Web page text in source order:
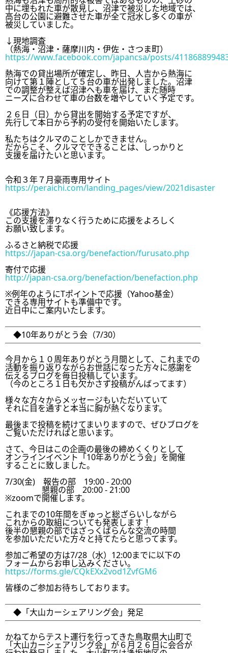
中に埋もれた車が散見し、沼津で被災した地域では、
高台の公園に避難させた車が全て冠水し多くの車が
被災していました。
↓現地調査
https://www.facebook.com/japancsa/posts/
熱海での貸出場所が確定し、昨日、人吉から熱海に
向けて第１陣として５台の車が出発しました。沼津
での調整が整えば沼津へも車を届け、また随時
ニーズに合わせて車の台数を増やしていく予定です。
２６日（日）から貸出を開始する予定ですが、
先行して本日から予約の受付を開始いたします。
私たちはクルマのことしかできません。
だからこそ、クルマでできることは、しっかりと
支援を届けたいと思います。
https://peraichi.com/landing_pages/view/2021disaster
《応援方法》
この支援を滞りなく行うために応援をよろしく
お願い致します。
https://japan-csa.org/benefaction/furusato.php
http://japan-csa.org/benefaction/benefaction.php
※例年のようにTポイントで応援（Yahoo基金）
できる専用サイトも準備中です。
近日中にご案内いたします。
────────────────────────
◆10年ありがとう会（7/30）
────────────────────────
今月から１０周年ありがとう月間として、これまでの
活動を振り返りながらお世話になった方々に感謝を
伝えるブログを毎日投稿しています。
（今のところ１日も欠かさず投稿がんばってます）
様々な方々からメッセージもいただいていて
それに目を通すと本当に胸が熱くなります。
最後まで投稿を続けてまいりますので、ぜひブログを
ご覧いただければと思います。
さて、今日はこの企画の最後の締めくくりとして
オンラインイベント「10年ありがとう会」を開催
することに致しました。
7/30(金)　報告の部　19:00 - 20:00
懇親の部　20:00 - 21:00
※zoomで開催します。
これまでの10年間をぎゅっと総ざらいしながら
これからの取組についても発表します！
後半の懇親の部ではざっくばらんな交流の時間
を参加いただいた方々と持てたらと思ってます。
参加ご希望の方は7/28（水）12:00までに以下の
https://forms.gle/CQkEXx2vod1ZvfGM6
皆様のご参加お待ちしております。
────────────────────────
◆「大山カーシェアリング会」発足
────────────────────────
かねてからテスト運行を行ってきた鳥取県大山町で
「大山カーシェアリング会」が６月２６日に会合が